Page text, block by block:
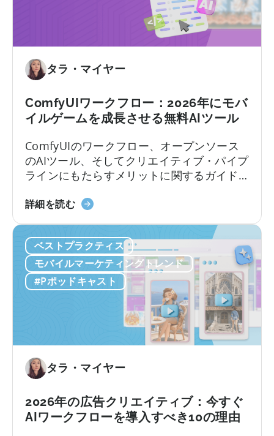
ム
市
で
成
功
す
る
方
法：
モ
バ
イ
ル
ア
プ
リ
カ
イ
戦
略」
タラ・マイヤー
ComfyUIワークフロー：2026年にモバ
イルゲームを成長させる無料AIツール
ComfyUIのワークフロー、オープンソース
のAIツール、そしてクリエイティブ・パイプ
ラインにもたらすメリットに関するガイド
に静かな革命が起きています。 現地のチー
ことで、人員を増やさずにユーザー獲得
（UA）を10倍に拡大しています。こうした
迅速にスケールできるチームは、何百もの
広告クリエイティブをテストしており...
詳細を読むComfyUI
ー
ク
フ
ロ
て：
年
に
モ
ベストプラクティス
モバイルマーケティングトレンド
#Pポッドキャスト
タラ・マイヤー
2026年の広告クリエイティブ：今すぐ
AIワークフローを導入すべき10の理由